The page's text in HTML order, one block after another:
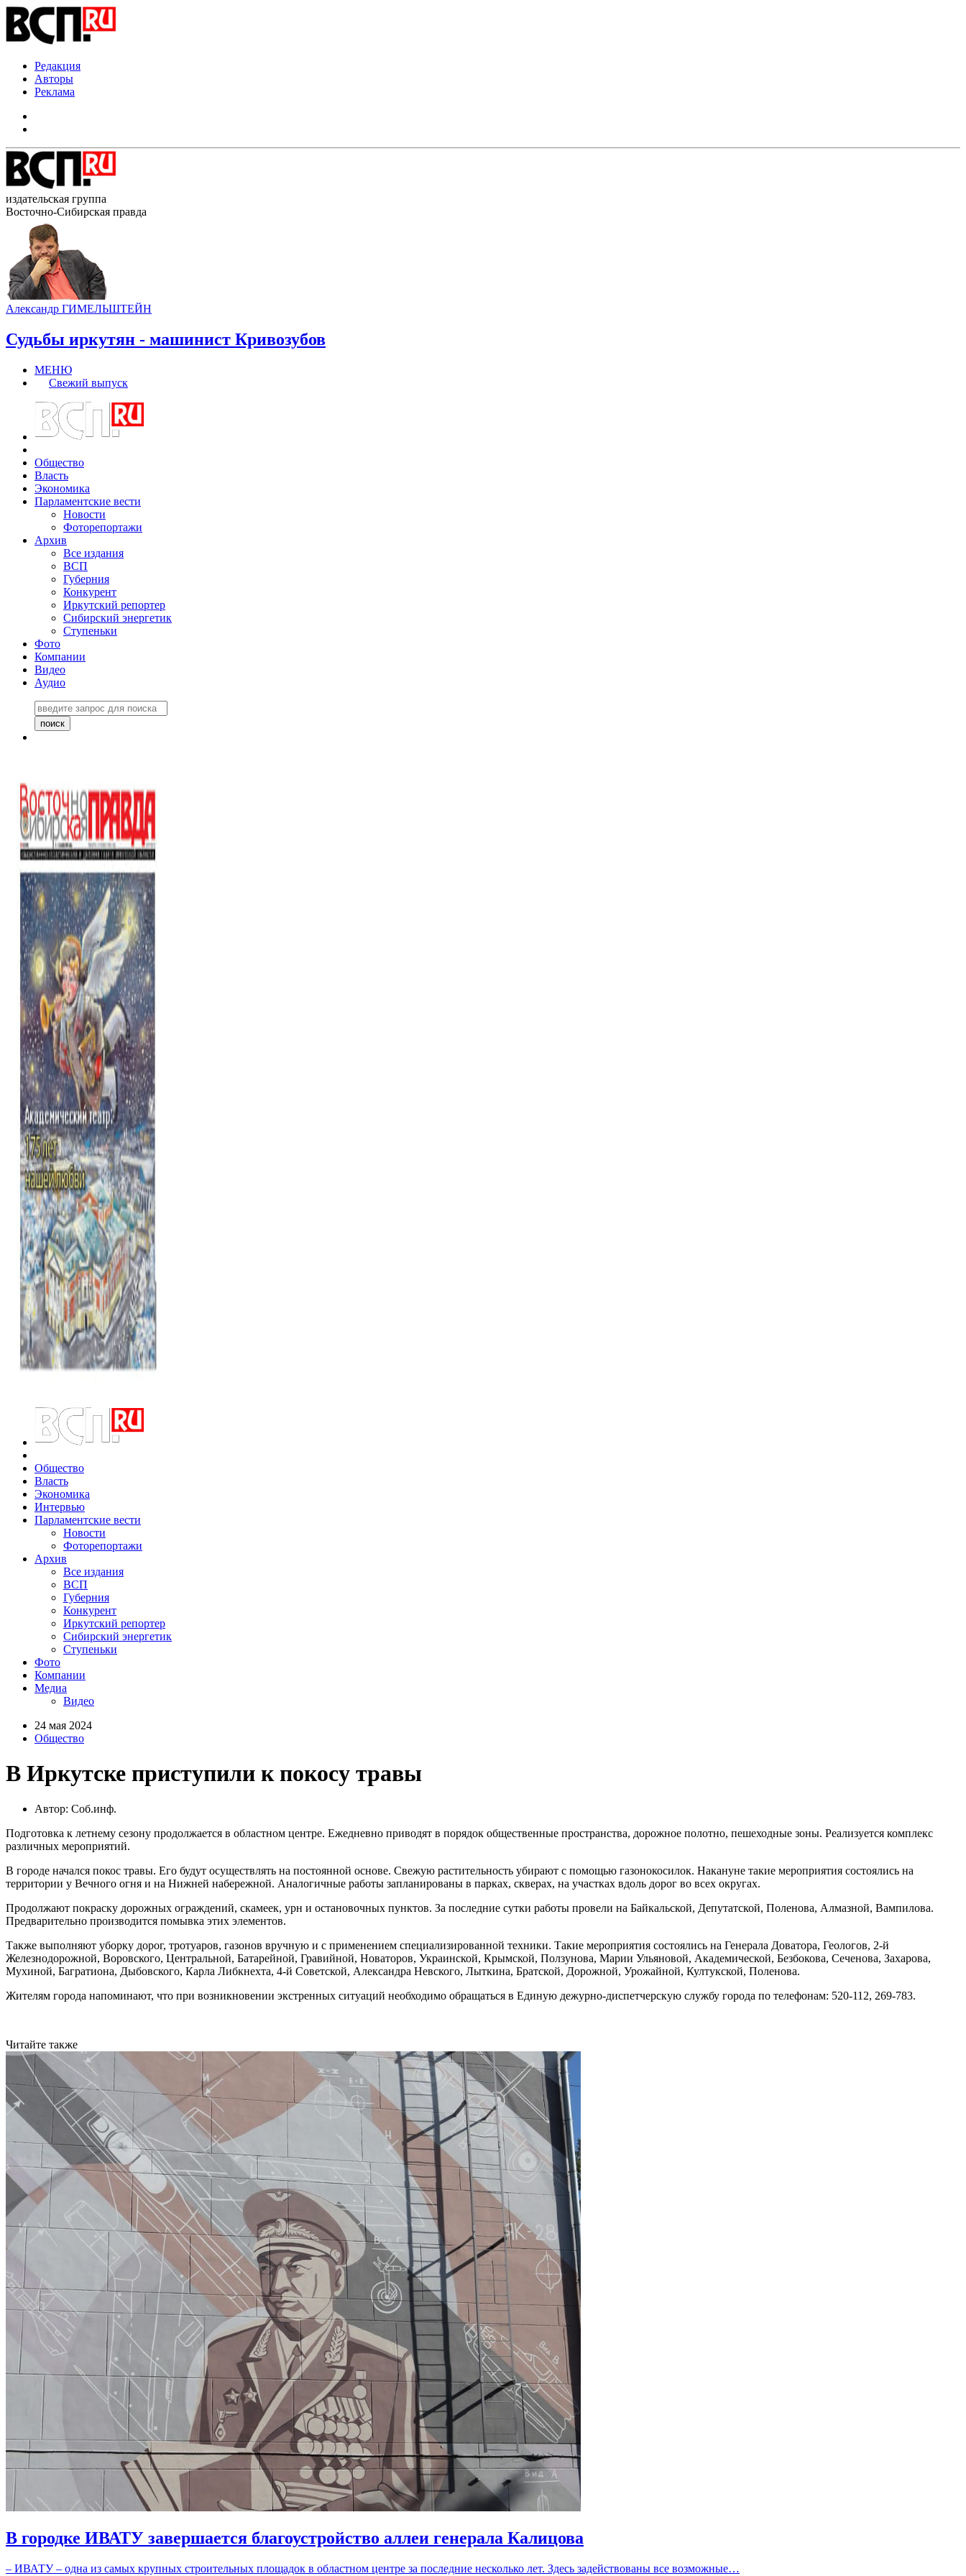
Редакция
Авторы
Реклама
издательская группа
Восточно-Сибирская правда
Александр ГИМЕЛЬШТЕЙН
Судьбы иркутян - машинист Кривозубов
МЕНЮ
Свежий выпуск
Общество
Власть
Экономика
Парламентские вести
Новости
Фоторепортажи
Архив
Все издания
ВСП
Губерния
Конкурент
Иркутский репортер
Сибирский энергетик
Ступеньки
Фото
Компании
Видео
Аудио
Общество
Власть
Экономика
Интервью
Парламентские вести
Новости
Фоторепортажи
Архив
Все издания
ВСП
Губерния
Конкурент
Иркутский репортер
Сибирский энергетик
Ступеньки
Фото
Компании
Медиа
Видео
24 мая 2024
Общество
В Иркутске приступили к покосу травы
Автор: Соб.инф.
Подготовка к летнему сезону продолжается в областном центре. Ежедневно приводят в порядок общественные пространства, дорожное полотно, пешеходные зоны. Реализуется комплекс
различных мероприятий.
В городе начался покос травы. Его будут осуществлять на постоянной основе. Свежую растительность убирают с помощью газонокосилок. Накануне такие мероприятия состоялись на
территории у Вечного огня и на Нижней набережной. Аналогичные работы запланированы в парках, скверах, на участках вдоль дорог во всех округах.
Продолжают покраску дорожных ограждений, скамеек, урн и остановочных пунктов. За последние сутки работы провели на Байкальской, Депутатской, Поленова, Алмазной, Вампилова.
Предварительно производится помывка этих элементов.
Также выполняют уборку дорог, тротуаров, газонов вручную и с применением специализированной техники. Такие мероприятия состоялись на Генерала Доватора, Геологов, 2-й
Железнодорожной, Воровского, Центральной, Батарейной, Гравийной, Новаторов, Украинской, Крымской, Ползунова, Марии Ульяновой, Академической, Безбокова, Сеченова, Захарова,
Мухиной, Багратиона, Дыбовского, Карла Либкнехта, 4-й Советской, Александра Невского, Лыткина, Братской, Дорожной, Урожайной, Култукской, Поленова.
Жителям города напоминают, что при возникновении экстренных ситуаций необходимо обращаться в Единую дежурно-диспетчерскую службу города по телефонам: 520-112, 269-783.
Читайте также
В городке ИВАТУ завершается благоустройство аллеи генерала Калицова
– ИВАТУ – одна из самых крупных строительных площадок в областном центре за последние несколько лет. Здесь задействованы все возможные…